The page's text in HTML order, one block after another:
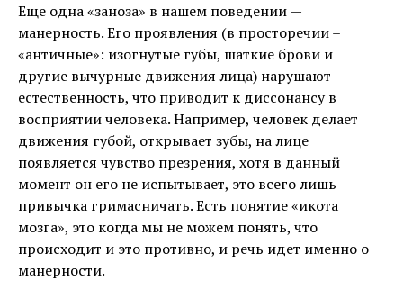
Еще одна «заноза» в нашем поведении —
манерность. Его проявления (в просторечии –
«античные»: изогнутые губы, шаткие брови и
другие вычурные движения лица) нарушают
естественность, что приводит к диссонансу в
восприятии человека. Например, человек делает
движения губой, открывает зубы, на лице
появляется чувство презрения, хотя в данный
момент он его не испытывает, это всего лишь
привычка гримасничать. Есть понятие «икота
мозга», это когда мы не можем понять, что
происходит и это противно, и речь идет именно о
манерности.